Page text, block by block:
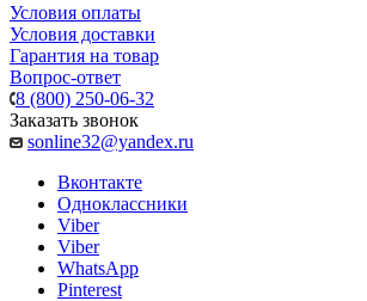
Условия оплаты
Условия доставки
Гарантия на товар
Вопрос-ответ
8 (800) 250-06-32
Заказать звонок
sonline32@yandex.ru
Вконтакте
Одноклассники
Viber
Viber
WhatsApp
Pinterest